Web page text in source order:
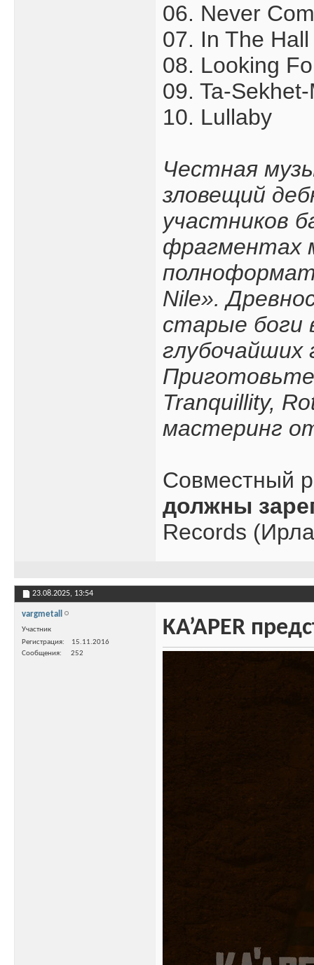
06. Never
07. In The
08. Looking
09. Ta-Sekhet-
10. Lullaby
Честная
зловещий
участников
фрагментах
Nile».
старые боги
глубочайших
Tranquillity,
мастеринг
Совместный
должны
Records
23.08.2025, 13:54
vargmetall
Участник
Регистрация
15.11.2016
Сообщения
252
KA’APER